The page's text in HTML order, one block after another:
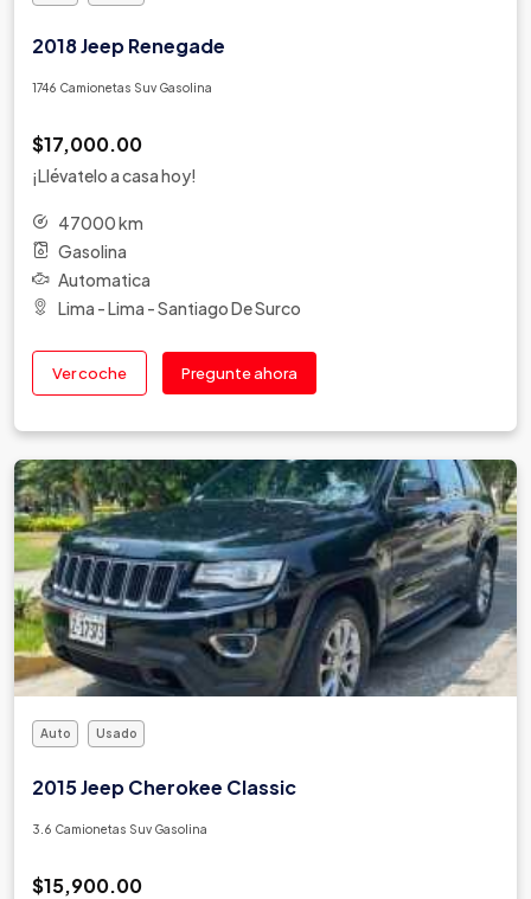
Tata
Tesla
Toyota
VGV
Volkswagen
Zotye
Zx Auto
2018 Jeep Renegade
1746 Camionetas Suv Gasolina
$17,000.00
¡Llévatelo a casa hoy!
47000 km
Gasolina
Automatica
Lima - Lima - Santiago De Surco
Ver coche Pregunte ahora
Auto Usado
2015 Jeep Cherokee Classic
3.6 Camionetas Suv Gasolina
$15,900.00